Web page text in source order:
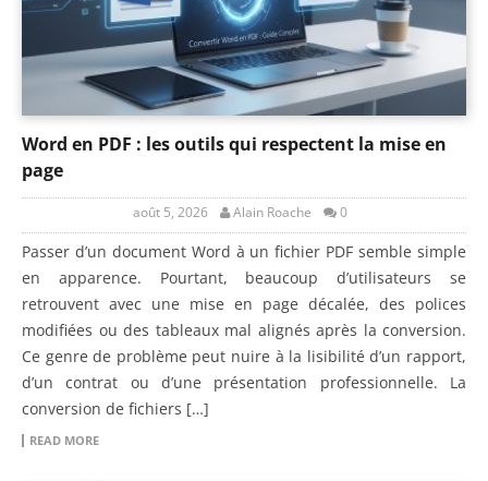
Word en PDF : les outils qui respectent la mise en
page
août 5, 2026 Alain Roache 0
Passer d’un document Word à un fichier PDF semble simple
en apparence. Pourtant, beaucoup d’utilisateurs se
retrouvent avec une mise en page décalée, des polices
modifiées ou des tableaux mal alignés après la conversion.
Ce genre de problème peut nuire à la lisibilité d’un rapport,
d’un contrat ou d’une présentation professionnelle. La
conversion de fichiers […]
READ MORE